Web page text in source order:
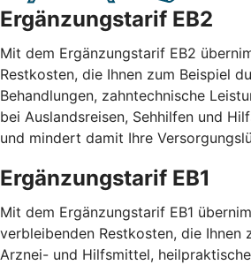
Ergänzungstarif EB2
Mit dem Ergänzungstarif EB2
Restkosten, die Ihnen zum Beispiel
Behandlungen, zahntechnische
bei Auslandsreisen, Sehhilfen und
und mindert damit Ihre
Ergänzungstarif EB1
Mit dem Ergänzungstarif EB1
verbleibenden Restkosten, die Ihnen
Arznei- und Hilfsmittel,